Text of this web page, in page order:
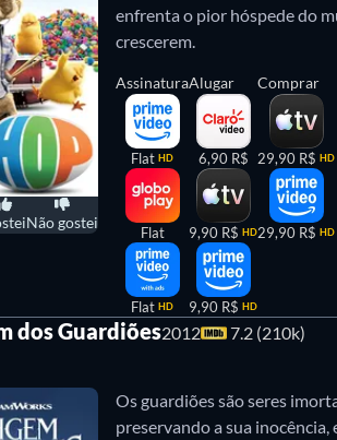
a filmes sobre a Páscoa para
onde assistir aos nove filmes em
Não gostei
enfrenta o pior hóspede do
crescerem.
Assinatura
Flat HD
Flat
Flat HD
Alugar
6,90 R$
9,90 R$ HD
9,90 R$ HD
Comprar
29,90 R$ HD
29,90 R$ HD
dos Guardiões2012 7.2 (210k)
Os guardiões são seres
preservando a sua inocência,